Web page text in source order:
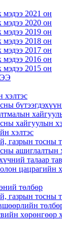
мэдээ 2021 он
мэдээ 2020 он
мэдээ 2019 он
мэдээ 2018 он
мэдээ 2017 он
мэдээ 2016 он
мэдээ 2015 он
хэлтэс
хайгуулын
хэлтэс
газрын тосны
ашиглалтын
талаар
цацрагийн
төлбөр
газрын тосны
хөрөнгөөр